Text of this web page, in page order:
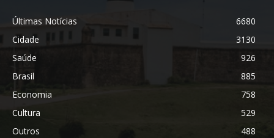
Últimas Notícias
6680
Cidade
3130
Saúde
926
Brasil
885
Economia
758
Cultura
529
Outros
488